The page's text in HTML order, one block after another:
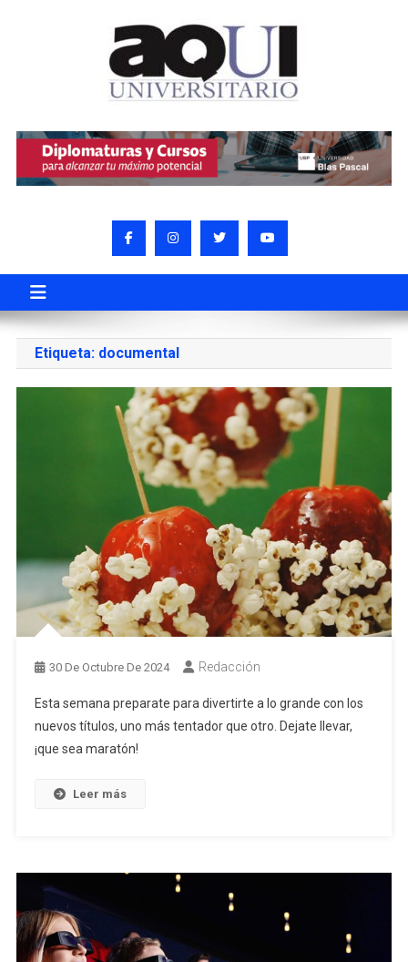
Etiqueta: documental
30 De Octubre De 2024 Redacción
Esta semana preparate para divertirte a lo grande con los
nuevos títulos, uno más tentador que otro. Dejate llevar,
¡que sea maratón!
Leer más